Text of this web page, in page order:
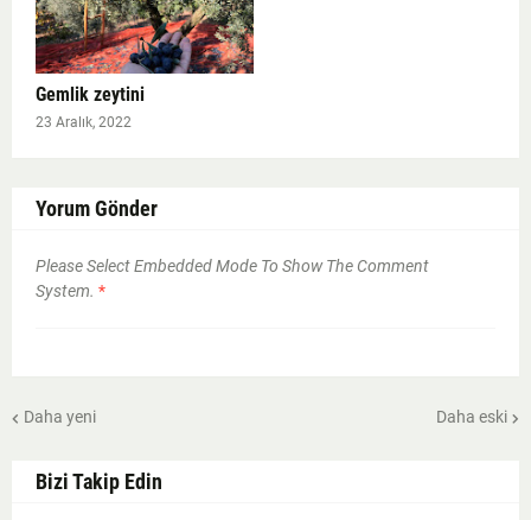
Gemlik zeytini
23 Aralık, 2022
Yorum Gönder
Please Select Embedded Mode To Show The Comment
System. *
Daha yeni Daha eski
Bizi Takip Edin